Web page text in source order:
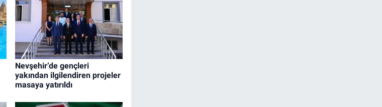
Nevşehir’de gençleri
yakından ilgilendiren projeler
masaya yatırıldı